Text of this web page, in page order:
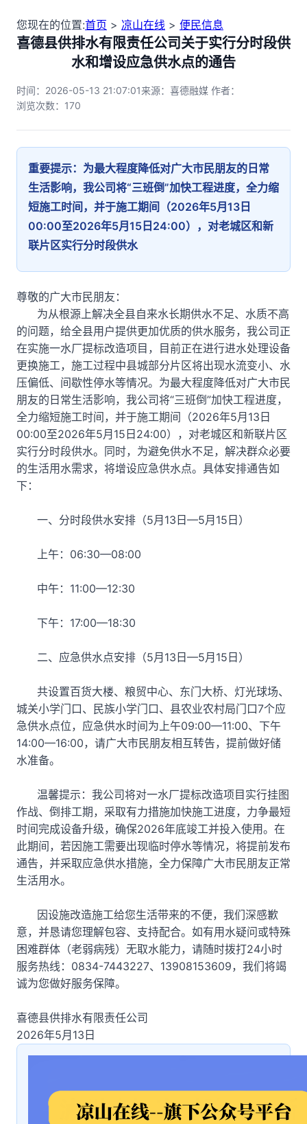
您现在的位置:首页 > 凉山在线 > 便民信息
喜德县供排水有限责任公司关于实行分时段供
水和增设应急供水点的通告
时间：2026-05-13 21:07:01来源：喜德融媒 作者：
浏览次数： 170
重要提示：为最大程度降低对广大市民朋友的日常
生活影响，我公司将“三班倒”加快工程进度，全力缩
短施工时间，并于施工期间（2026年5月13日
00:00至2026年5月15日24:00），对老城区和新
联片区实行分时段供水
尊敬的广大市民朋友：
为从根源上解决全县自来水长期供水不足、水质不高
的问题，给全县用户提供更加优质的供水服务，我公司正
在实施一水厂提标改造项目，目前正在进行进水处理设备
更换施工，施工过程中县城部分片区将出现水流变小、水
压偏低、间歇性停水等情况。为最大程度降低对广大市民
朋友的日常生活影响，我公司将“三班倒”加快工程进度，
全力缩短施工时间，并于施工期间（2026年5月13日
00:00至2026年5月15日24:00），对老城区和新联片区
实行分时段供水。同时，为避免供水不足，解决群众必要
的生活用水需求，将增设应急供水点。具体安排通告如
下：
一、分时段供水安排（5月13日—5月15日）
上午：06:30—08:00
中午：11:00—12:30
下午：17:00—18:30
二、应急供水点安排（5月13日—5月15日）
共设置百货大楼、粮贸中心、东门大桥、灯光球场、
城关小学门口、民族小学门口、县农业农村局门口7个应
急供水点位，应急供水时间为上午09:00—11:00、下午
14:00—16:00，请广大市民朋友相互转告，提前做好储
水准备。
温馨提示：我公司将对一水厂提标改造项目实行挂图
作战、倒排工期，采取有力措施加快施工进度，力争最短
时间完成设备升级，确保2026年底竣工并投入使用。在
此期间，若因施工需要出现临时停水等情况，将提前发布
通告，并采取应急供水措施，全力保障广大市民朋友正常
生活用水。
因设施改造施工给您生活带来的不便，我们深感歉
意，并恳请您理解包容、支持配合。如有用水疑问或特殊
困难群体（老弱病残）无取水能力，请随时拨打24小时
服务热线：0834-7443227、13908153609，我们将竭
诚为您做好服务保障。
喜德县供排水有限责任公司
2026年5月13日